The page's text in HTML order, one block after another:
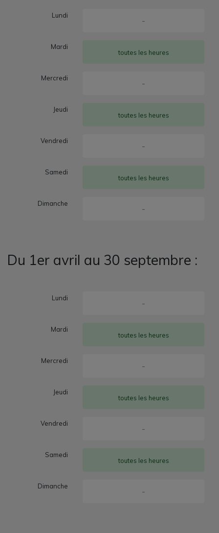
Lundi
-
Mardi
toutes les heures
Mercredi
-
Jeudi
toutes les heures
Vendredi
-
Samedi
toutes les heures
Dimanche
-
Du 1er avril au 30 septembre :
Lundi
-
Mardi
toutes les heures
Mercredi
-
Jeudi
toutes les heures
Vendredi
-
Samedi
toutes les heures
Dimanche
-